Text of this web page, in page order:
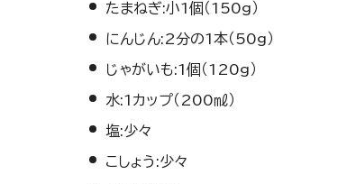
たまねぎ:小1個（150g）
にんじん:2分の1本（50g）
じゃがいも:1個（120g）
水:1カップ（200㎖）
塩:少々
こしょう:少々